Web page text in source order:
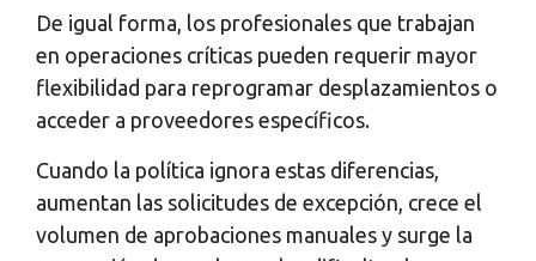
De igual forma, los profesionales que trabajan
en operaciones críticas pueden requerir mayor
flexibilidad para reprogramar desplazamientos o
acceder a proveedores específicos.
Cuando la política ignora estas diferencias,
aumentan las solicitudes de excepción, crece el
volumen de aprobaciones manuales y surge la